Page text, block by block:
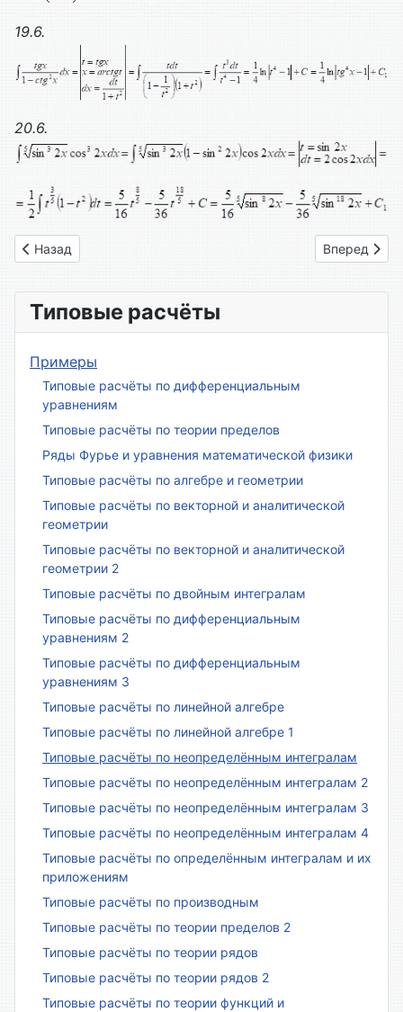
19.6.
20.6.
Предыдущий: Вариант № 05
Назад Следующий:
Вперед
Типовые расчёты
Примеры
Типовые расчёты по дифференциальным
уравнениям
Типовые расчёты по теории пределов
Ряды Фурье и уравнения математической физики
Типовые расчёты по алгебре и геометрии
Типовые расчёты по векторной и аналитической
геометрии
Типовые расчёты по векторной и аналитической
геометрии 2
Типовые расчёты по двойным интегралам
Типовые расчёты по дифференциальным
уравнениям 2
Типовые расчёты по дифференциальным
уравнениям 3
Типовые расчёты по линейной алгебре
Типовые расчёты по линейной алгебре 1
Типовые расчёты по неопределённым интегралам
Типовые расчёты по неопределённым интегралам 2
Типовые расчёты по неопределённым интегралам 3
Типовые расчёты по неопределённым интегралам 4
Типовые расчёты по определённым интегралам и их
приложениям
Типовые расчёты по производным
Типовые расчёты по теории пределов 2
Типовые расчёты по теории рядов
Типовые расчёты по теории рядов 2
Типовые расчёты по теории функций и